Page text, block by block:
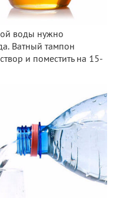
воды нужно
Ватный тампон
и поместить на 15-